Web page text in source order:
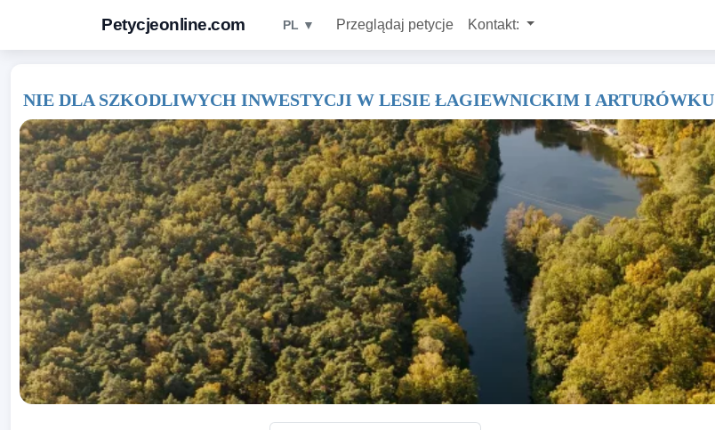
Petycjeonline.com PL ▼ Przeglądaj petycje Kontakt:
NIE DLA SZKODLIWYCH INWESTYCJI W LESIE ŁAGIEWNICKIM I ARTURÓWKU